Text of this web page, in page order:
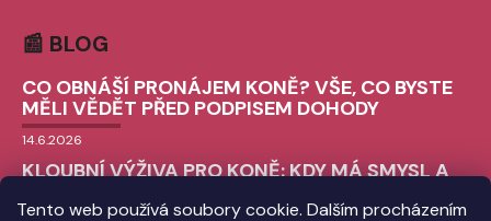
Tento web používá soubory cookie. Dalším procházením
📰 BLOG
CO OBNÁŠÍ PRONÁJEM KONĚ? VŠE, CO BYSTE
MĚLI VĚDĚT PŘED PODPISEM DOHODY
14.6.2026
KLOUBNÍ VÝŽIVA PRO KONĚ: KDY MÁ SMYSL A